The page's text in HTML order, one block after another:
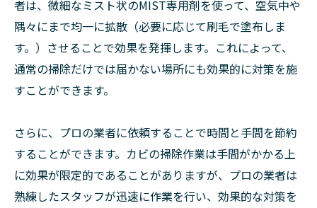
者は、微細なミスト状のMIST専用剤を使って、空気中や
隅々にまで均一に拡散（必要に応じて刷毛で塗布しま
す。）させることで効果を発揮します。これによって、
通常の掃除だけでは届かない場所にも効果的に対策を施
すことができます。
さらに、プロの業者に依頼することで時間と手間を節約
することができます。カビの掃除作業は手間がかかる上
に効果が限定的であることがありますが、プロの業者は
熟練したスタッフが迅速に作業を行い、効果的な対策を